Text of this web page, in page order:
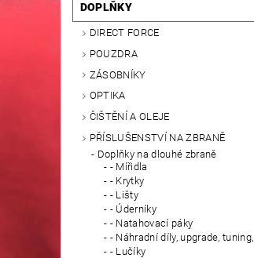
DOPLŇKY
DIRECT FORCE
POUZDRA
ZÁSOBNÍKY
OPTIKA
ČIŠTĚNÍ A OLEJE
PŘÍSLUŠENSTVÍ NA ZBRANĚ
Doplňky na dlouhé zbraně
- Mířidla
- Krytky
- Lišty
- Úderníky
- Natahovací páky
- Náhradní díly, upgrade, tuning,
- Lučíky